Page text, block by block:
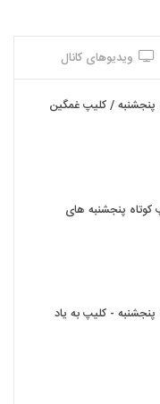
ویدیوهای کانال
پنجشنبه / کلیپ غمگین
کوتاه پنجشنبه های
پنجشنبه - کلیپ به یاد